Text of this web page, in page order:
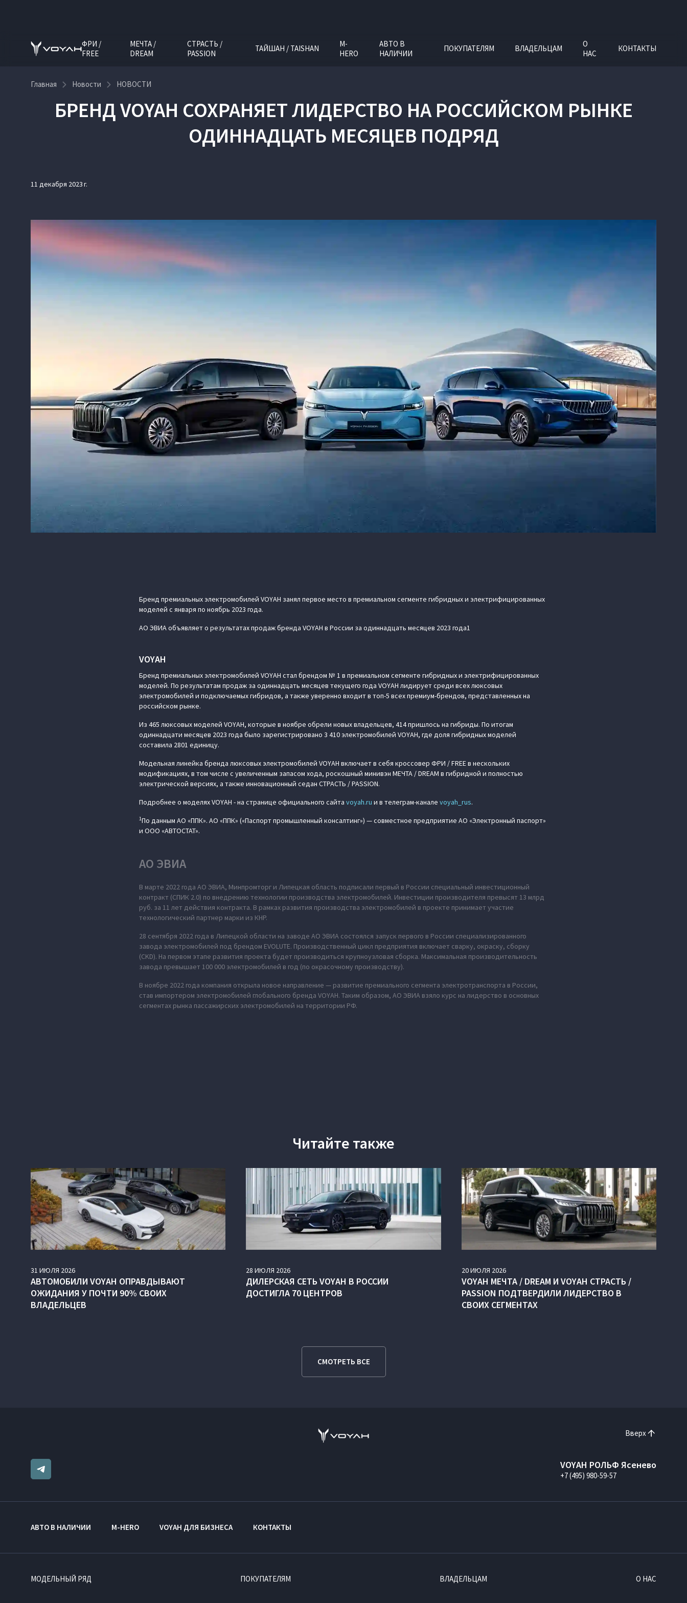
ФРИ /
FREE
МЕЧТА /
DREAM
СТРАСТЬ /
PASSION
ТАЙШАН / TAISHAN
M-
HERO
АВТО В
НАЛИЧИИ
ПОКУПАТЕЛЯМ ВЛАДЕЛЬЦАМ
О
НАС
КОНТАКТЫ
Главная Новости НОВОСТИ
БРЕНД VOYAH СОХРАНЯЕТ ЛИДЕРСТВО НА РОССИЙСКОМ РЫНКЕ
ОДИННАДЦАТЬ МЕСЯЦЕВ ПОДРЯД
11 декабря 2023 г.
Бренд премиальных электромобилей VOYAH занял первое место в премиальном сегменте гибридных и электрифицированных
моделей с января по ноябрь 2023 года.
АО ЭВИА объявляет о результатах продаж бренда VOYAH в России за одиннадцать месяцев 2023 года1
VOYAH
Бренд премиальных электромобилей VOYAH стал брендом № 1 в премиальном сегменте гибридных и электрифицированных
моделей. По результатам продаж за одиннадцать месяцев текущего года VOYAH лидирует среди всех люксовых
электромобилей и подключаемых гибридов, а также уверенно входит в топ-5 всех премиум-брендов, представленных на
российском рынке.
Из 465 люксовых моделей VOYAH, которые в ноябре обрели новых владельцев, 414 пришлось на гибриды. По итогам
одиннадцати месяцев 2023 года было зарегистрировано 3 410 электромобилей VOYAH, где доля гибридных моделей
составила 2801 единицу.
Модельная линейка бренда люксовых электромобилей VOYAH включает в себя кроссовер ФРИ / FREE в нескольких
модификациях, в том числе с увеличенным запасом хода, роскошный минивэн МЕЧТА / DREAM в гибридной и полностью
электрической версиях, а также инновационный седан СТРАСТЬ / PASSION.
Подробнее о моделях VOYAH - на странице официального сайта voyah.ru и в телеграм-канале voyah_rus.
1По данным АО «ППК». АО «ППК» («Паспорт промышленный консалтинг») — совместное предприятие АО «Электронный паспорт»
и ООО «АВТОСТАТ».
АО ЭВИА
В марте 2022 года АО ЭВИА, Минпромторг и Липецкая область подписали первый в России специальный инвестиционный
контракт (СПИК 2.0) по внедрению технологии производства электромобилей. Инвестиции производителя превысят 13 млрд
руб. за 11 лет действия контракта. В рамках развития производства электромобилей в проекте принимает участие
технологический партнер марки из КНР.
28 сентября 2022 года в Липецкой области на заводе АО ЭВИА состоялся запуск первого в России специализированного
завода электромобилей под брендом EVOLUTE. Производственный цикл предприятия включает сварку, окраску, сборку
(CKD). На первом этапе развития проекта будет производиться крупноузловая сборка. Максимальная производительность
завода превышает 100 000 электромобилей в год (по окрасочному производству).
В ноябре 2022 года компания открыла новое направление — развитие премиального сегмента электротранспорта в России,
став импортером электромобилей глобального бренда VOYAH. Таким образом, АО ЭВИА взяло курс на лидерство в основных
сегментах рынка пассажирских электромобилей на территории РФ.
Читайте также
31 ИЮЛЯ 2026
АВТОМОБИЛИ VOYAH ОПРАВДЫВАЮТ
ОЖИДАНИЯ У ПОЧТИ 90% СВОИХ
ВЛАДЕЛЬЦЕВ
28 ИЮЛЯ 2026
ДИЛЕРСКАЯ СЕТЬ VOYAH В РОССИИ
ДОСТИГЛА 70 ЦЕНТРОВ
20ИЮЛЯ 2026
VOYAH МЕЧТА / DREAM И VOYAH СТРАСТЬ /
PASSION ПОДТВЕРДИЛИ ЛИДЕРСТВО В
СВОИХ СЕГМЕНТАХ
СМОТРЕТЬ ВСЕ
Вверх
VOYAH РОЛЬФ Ясенево
+7 (495) 980-59-57
АВТО В НАЛИЧИИ M-HERO VOYAH ДЛЯ БИЗНЕСА КОНТАКТЫ
МОДЕЛЬНЫЙ РЯД ПОКУПАТЕЛЯМ ВЛАДЕЛЬЦАМ О НАС